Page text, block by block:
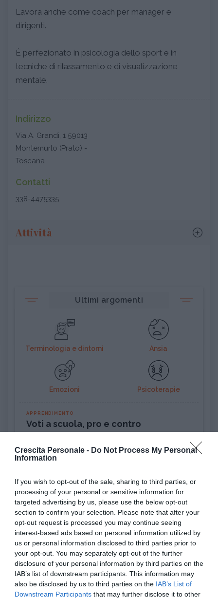
Crescita Personale - Do Not Process My Personal
Information
If you wish to opt-out of the sale, sharing to third parties, or
processing of your personal or sensitive information for
targeted advertising by us, please use the below opt-out
section to confirm your selection. Please note that after your
opt-out request is processed you may continue seeing
interest-based ads based on personal information utilized by
us or personal information disclosed to third parties prior to
your opt-out. You may separately opt-out of the further
disclosure of your personal information by third parties on the
IAB’s list of downstream participants. This information may
also be disclosed by us to third parties on the IAB’s List of
Downstream Participants that may further disclose it to other
Lavora anche come coach per manager e
dirigenti.
È perfezionato in psicologia dello sport e in
tecniche di rilassamento e di visualizzazione
mentale.
Indirizzo
Via A. Grandi, 1 59013
Montemurlo (Prato) -
Toscana
Contatti
338-4475335
Attività
Ultimi argomenti
Terminologia e dintorni Ansia
Emozioni Psicoterapie
APPRENDIMENTO
Voti a scuola, pro e contro
ATTEGGIAMENTO
Incassare un rifiuto: come riprendersi
PSICOLOGIA
Pensiero magico: cos'è e perché può
rivelarsi util...
DISAGIO PSICOLOGICO
Ciclotimia, cos'è e come si cura
AMORE